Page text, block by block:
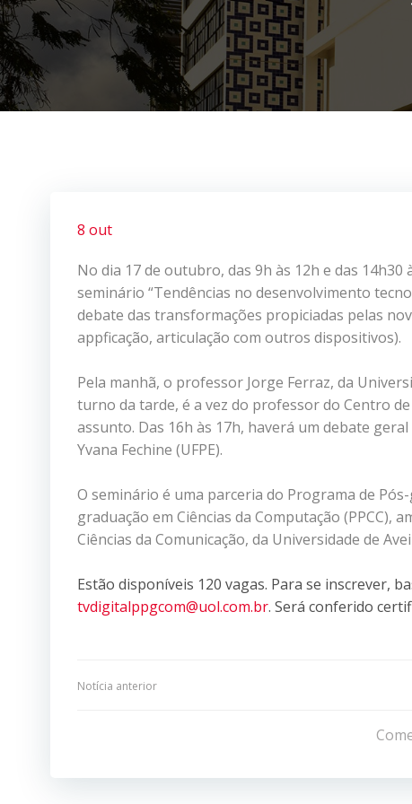
8 out
No dia 17 de outubro, das 9h às 12h e das
seminário “Tendências no desenvolvimento
debate das transformações propiciadas pelas
appficação, articulação com outros dispositivos).
Pela manhã, o professor Jorge Ferraz, da
turno da tarde, é a vez do professor do Centro
assunto. Das 16h às 17h, haverá um debate
Yvana Fechine (UFPE).
O seminário é uma parceria do Programa de
graduação em Ciências da Computação (PPCC),
Ciências da Comunicação, da Universidade de
Estão disponíveis 120 vagas. Para se inscrever,
tvdigitalppgcom@uol.com.br. Será conferido
Navegação
Post
Notícia anterior